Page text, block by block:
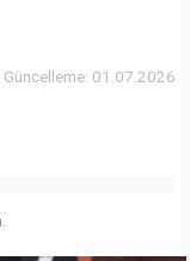
Güncelleme: 01.07.2026